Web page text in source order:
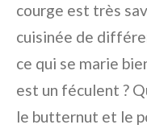
courge est très
cuisinée de
ce qui se marie
est un féculent ?
le butternut et le